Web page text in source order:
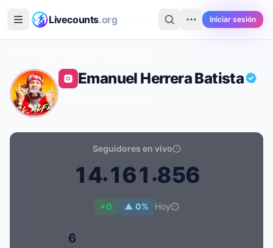
Livecounts.org Iniciar sesión
Emanuel Herrera Batista
Seguidores en vivo
14.161.856
+0 ▲ 0% Hoy
6